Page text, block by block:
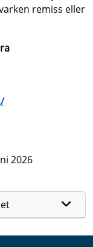
remiss eller
2026